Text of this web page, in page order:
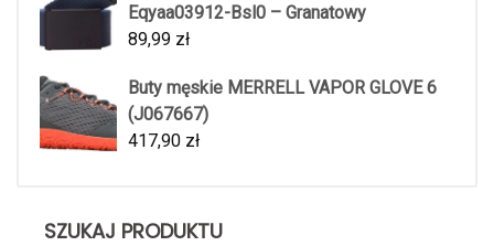
Eqyaa03912-Bsl0 – Granatowy
89,99 zł
Buty męskie MERRELL VAPOR GLOVE 6
(J067667)
417,90 zł
SZUKAJ PRODUKTU